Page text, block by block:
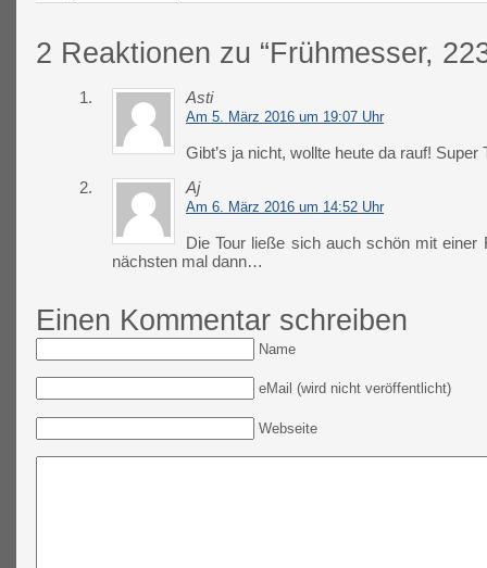
2 Reaktionen zu “Frühmesser,
1. Asti
Am 5. März 2016 um 19:07 Uhr
Gibt’s ja nicht, wollte heute da rauf! Super
2.
Aj
Am 6. März 2016 um 14:52 Uhr
Die Tour ließe sich auch schön mit einer
nächsten mal dann…
Einen Kommentar schreiben
Name
eMail (wird nicht veröffentlicht)
Webseite